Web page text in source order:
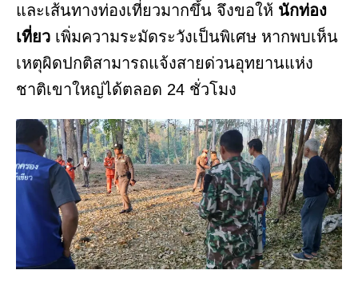
และเส้นทางท่องเที่ยวมากขึ้น จึงขอให้ นักท่อง
เที่ยว เพิ่มความระมัดระวังเป็นพิเศษ หากพบเห็น
เหตุผิดปกติสามารถแจ้งสายด่วนอุทยานแห่ง
ชาติเขาใหญ่ได้ตลอด 24 ชั่วโมง